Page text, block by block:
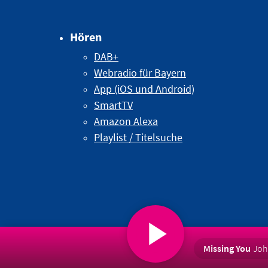
Hören
DAB+
Webradio für Bayern
App (iOS und Android)
SmartTV
Amazon Alexa
Playlist / Titelsuche
Missing You